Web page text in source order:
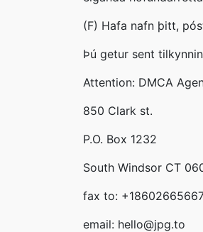
(F) Hafa nafn þitt,
Þú getur sent
Attention: DMCA
850 Clark st.
P.O. Box 1232
South Windsor CT
fax to:
email: hello@jpg.to